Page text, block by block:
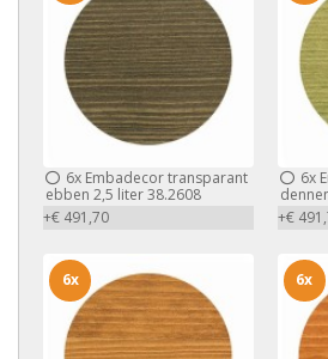
6x Embadecor transparant
ebben 2,5 liter 38.2608
+€ 491,70
6x
+€
6x 6x